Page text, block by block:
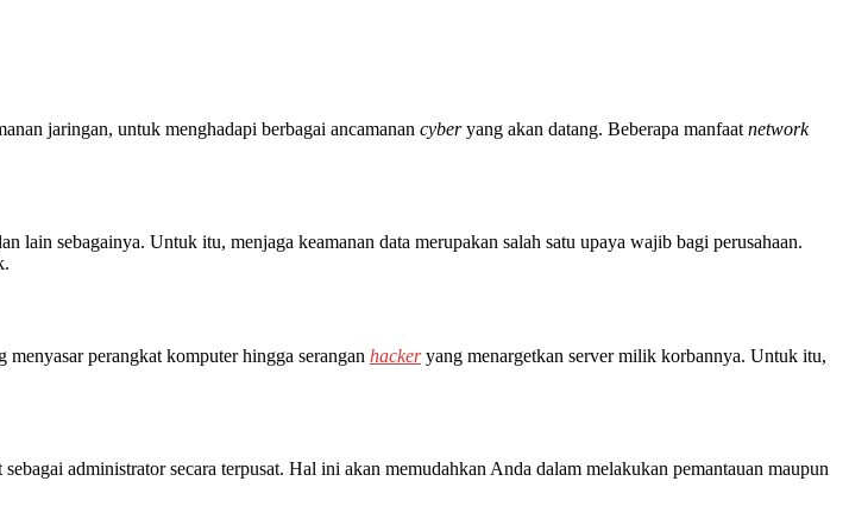
jaringan, untuk menghadapi berbagai ancamanan cyberyang akan datang. Beberapa manfaat network
lain sebagainya. Untuk itu, menjaga keamanan data merupakan salah satu upaya wajib bagi perusahaan.
perangkat komputer hingga serangan hackeryang menargetkan server milik korbannya. Untuk itu,
administrator secara terpusat. Hal ini akan memudahkan Anda dalam melakukan pemantauan maupun